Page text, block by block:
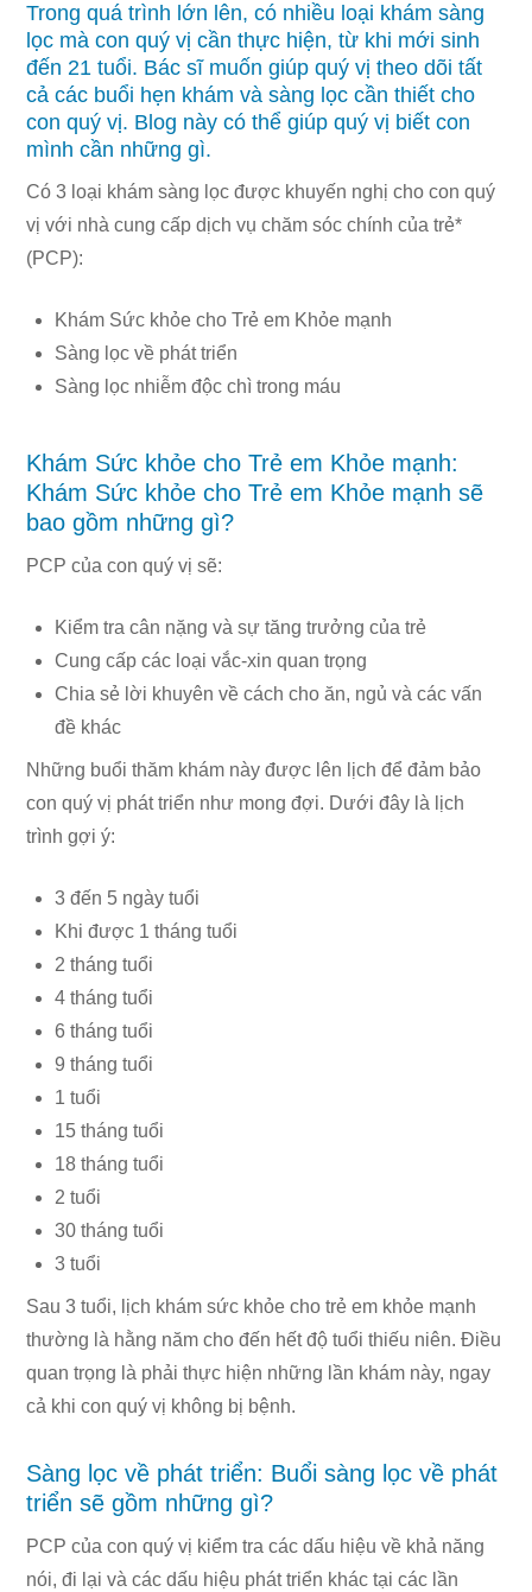
Trong quá trình lớn lên, có nhiều loại khám sàng
lọc mà con quý vị cần thực hiện, từ khi mới sinh
đến 21 tuổi. Bác sĩ muốn giúp quý vị theo dõi tất
cả các buổi hẹn khám và sàng lọc cần thiết cho
con quý vị. Blog này có thể giúp quý vị biết con
mình cần những gì.
Có 3 loại khám sàng lọc được khuyến nghị cho con quý
vị với nhà cung cấp dịch vụ chăm sóc chính của trẻ*
(PCP):
Khám Sức khỏe cho Trẻ em Khỏe mạnh
Sàng lọc về phát triển
Sàng lọc nhiễm độc chì trong máu
Khám Sức khỏe cho Trẻ em Khỏe mạnh:
Khám Sức khỏe cho Trẻ em Khỏe mạnh sẽ
bao gồm những gì?
PCP của con quý vị sẽ:
Kiểm tra cân nặng và sự tăng trưởng của trẻ
Cung cấp các loại vắc-xin quan trọng
Chia sẻ lời khuyên về cách cho ăn, ngủ và các vấn
đề khác
Những buổi thăm khám này được lên lịch để đảm bảo
con quý vị phát triển như mong đợi. Dưới đây là lịch
trình gợi ý:
3 đến 5 ngày tuổi
Khi được 1 tháng tuổi
2 tháng tuổi
4 tháng tuổi
6 tháng tuổi
9 tháng tuổi
1 tuổi
15 tháng tuổi
18 tháng tuổi
2 tuổi
30 tháng tuổi
3 tuổi
Sau 3 tuổi, lịch khám sức khỏe cho trẻ em khỏe mạnh
thường là hằng năm cho đến hết độ tuổi thiếu niên. Điều
quan trọng là phải thực hiện những lần khám này, ngay
cả khi con quý vị không bị bệnh.
Sàng lọc về phát triển: Buổi sàng lọc về phát
triển sẽ gồm những gì?
PCP của con quý vị kiểm tra các dấu hiệu về khả năng
nói, đi lại và các dấu hiệu phát triển khác tại các lần